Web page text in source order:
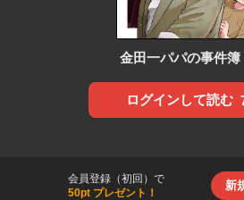
金田一パパの事件簿
ログインして読む
会員登録（初回）で
50pt プレゼント！
新